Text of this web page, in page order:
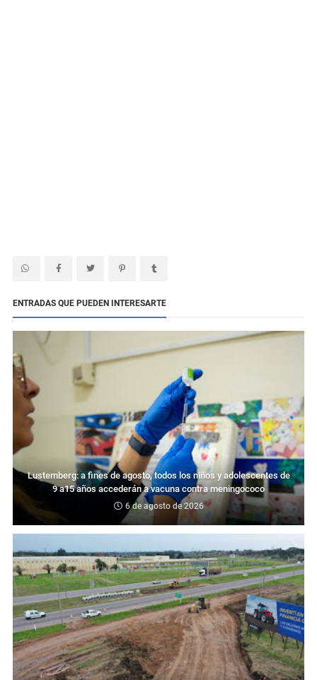
ENTRADAS QUE PUEDEN INTERESARTE
Lustemberg: a fines de agosto, todos los niños y adolescentes de
9 a15 años accederán a vacuna contra meningococo
6 de agosto de 2026